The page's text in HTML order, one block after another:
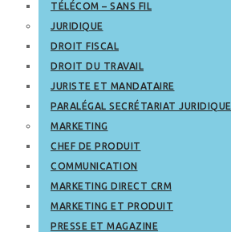
TÉLÉCOM – SANS FIL
JURIDIQUE
DROIT FISCAL
DROIT DU TRAVAIL
JURISTE ET MANDATAIRE
PARALÉGAL SECRÉTARIAT JURIDIQUE
MARKETING
CHEF DE PRODUIT
COMMUNICATION
MARKETING DIRECT CRM
MARKETING ET PRODUIT
PRESSE ET MAGAZINE